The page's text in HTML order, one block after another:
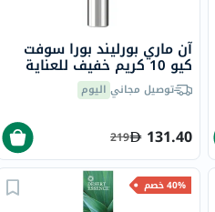
آن ماري بورليند بورا سوفت
كيو 10 كريم خفيف للعناية
بالعين 15 ملتوصيل مجاني اليوم
131.40
219
40% خصم